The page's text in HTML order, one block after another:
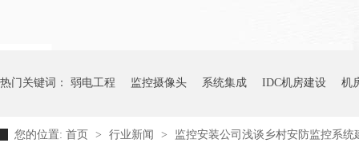
热门关键词： 弱电工程 监控摄像头 系统集成 IDC机房建设 机
您的位置: 首页 > 行业新闻 > 监控安装公司浅谈乡村安防监控系统